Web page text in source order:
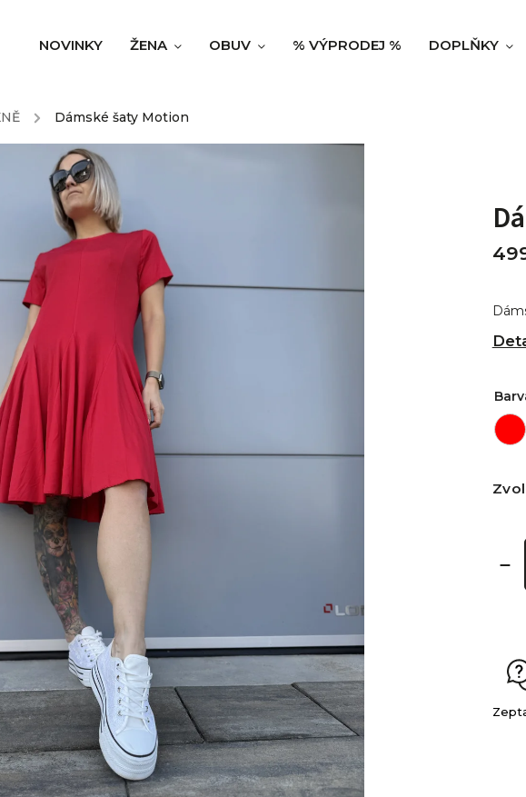
NOVINKY ŽENA OBUV % VÝPRODEJ % DOPLŇKY
/ Dámské šaty Motion